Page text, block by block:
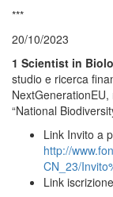
***
20/10/2023
1 Scientist in
studio e ricerca
“National
Link Invito a
http://
CN_23/
Link